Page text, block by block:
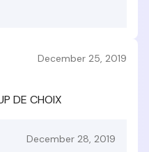
December 25, 2019
DE CHOIX
December 28, 2019